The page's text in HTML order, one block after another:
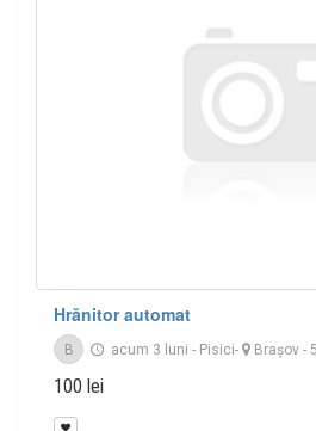
Hrănitor automat
B acum 3 luni - Pisici- Braşov-
100 lei